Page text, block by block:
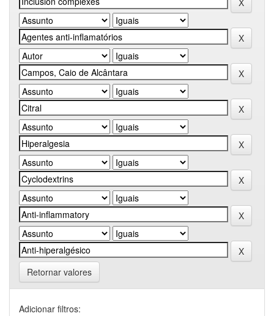
Retornar valores
Adicionar filtros: